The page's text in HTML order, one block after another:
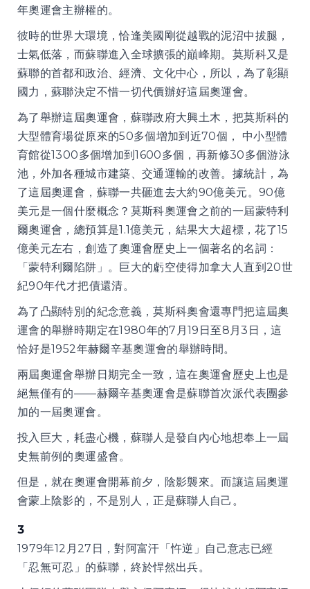
年奧運會主辦權的。
彼時的世界大環境，恰逢美國剛從越戰的泥沼中拔腿，
士氣低落，而蘇聯進入全球擴張的巔峰期。莫斯科又是
蘇聯的首都和政治、經濟、文化中心，所以，為了彰顯
國力，蘇聯決定不惜一切代價辦好這屆奧運會。
為了舉辦這屆奧運會，蘇聯政府大興土木，把莫斯科的
大型體育場從原來的50多個增加到近70個， 中小型體
育館從1300多個增加到1600多個，再新修30多個游泳
池，外加各種城市建築、交通運輸的改善。據統計，為
了這屆奧運會，蘇聯一共砸進去大約90億美元。90億
美元是一個什麼概念？莫斯科奧運會之前的一屆蒙特利
爾奧運會，總預算是1.1億美元，結果大大超標，花了15
億美元左右，創造了奧運會歷史上一個著名的名詞：
「蒙特利爾陷阱」。巨大的虧空使得加拿大人直到20世
紀90年代才把債還清。
為了凸顯特別的紀念意義，莫斯科奧會還專門把這屆奧
運會的舉辦時期定在1980年的7月19日至8月3日，這
恰好是1952年赫爾辛基奧運會的舉辦時間。
兩屆奧運會舉辦日期完全一致，這在奧運會歷史上也是
絕無僅有的——赫爾辛基奧運會是蘇聯首次派代表團參
加的一屆奧運會。
投入巨大，耗盡心機，蘇聯人是發自內心地想奉上一屆
史無前例的奧運盛會。
但是，就在奧運會開幕前夕，陰影襲來。而讓這屆奧運
會蒙上陰影的，不是別人，正是蘇聯人自己。
3
1979年12月27日，對阿富汗「忤逆」自己意志已經
「忍無可忍」的蘇聯，終於悍然出兵。